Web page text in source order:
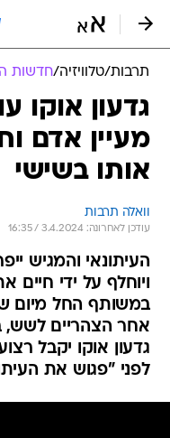
תרבות/טלוויזיה/חדשות
גדעון אוקו
מעיין אדם
אותו בשישי
וואלה תרבות
עודכן לאחרונה: 3.4.2024 / 16:35
העיתונאי והמגיש
ויוחלף על ידי חיים
במשותף החל מיום
אחר הצהריים לשש,
גדעון אוקו יקבל
לפני "פגוש את